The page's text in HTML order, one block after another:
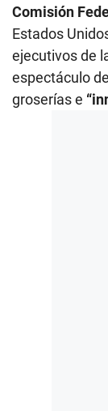
Comisión
Estados
ejecutivos de
espectáculo
groserías e